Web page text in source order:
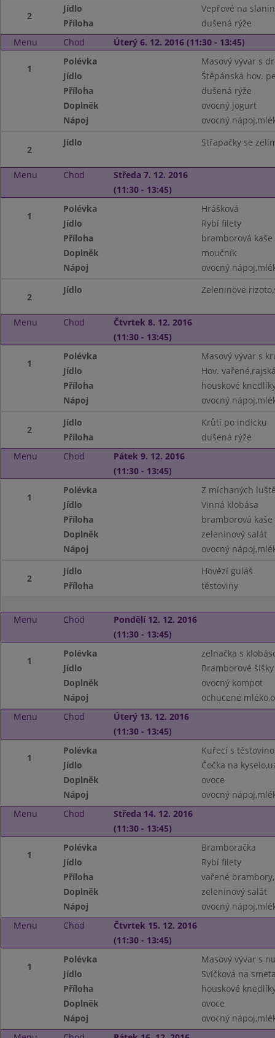
2
Jídlo
Vepřové na
Příloha
dušená rýže
Menu
Chod Úterý 6. 12. 2016 (11:30 - 13:45)
1
Polévka
Masový vývar s
Jídlo
Štěpánská hov.
Příloha
dušená rýže
Doplněk
ovocný jogurt
Nápoj
ovocný
2
Jídlo Střapačky se
Menu Chod
Středa 7. 12. 2016
(11:30 - 13:45)
1
Polévka
Hrášková
Jídlo
Rybí filety
Příloha
bramborová kaše
Doplněk
moučník
Nápoj
ovocný
2
Jídlo Zeleninové
Menu Chod
Čtvrtek 8. 12. 2016
(11:30 - 13:45)
1
Polévka
Masový vývar s
Jídlo
Hov.
Příloha
houskové
Nápoj
ovocný
2
Jídlo
Krůtí po indicku
Příloha
dušená rýže
Menu
Chod
Pátek 9. 12. 2016
(11:30 - 13:45)
1
Polévka
Z míchaných
Jídlo
Vinná klobása
Příloha
bramborová kaše
Doplněk
zeleninový salát
Nápoj
ovocný
2
Jídlo
Hovězí guláš
Příloha
těstoviny
Menu Chod
Pondělí 12. 12. 2016
(11:30 - 13:45)
1
Polévka
zelnačka s
Jídlo
Bramborové
Doplněk
ovocný kompot
Nápoj
ochucené
Menu
Chod
Úterý 13. 12. 2016
(11:30 - 13:45)
1
Polévka
Kuřecí s
Jídlo
Čočka na
Doplněk
ovoce
Nápoj
ovocný
Menu
Chod
Středa 14. 12. 2016
(11:30 - 13:45)
1
Polévka
Bramboračka
Jídlo
Rybí filety
Příloha
vařené
Doplněk
zeleninový salát
Nápoj
ovocný
Menu
Chod
Čtvrtek 15. 12. 2016
(11:30 - 13:45)
1
Polévka
Masový vývar s
Jídlo
Svíčková na
Příloha
houskové
Doplněk
ovoce
Nápoj
ovocný